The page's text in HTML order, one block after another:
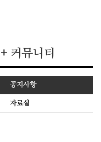
+ 커뮤니티
공지사항
자료실